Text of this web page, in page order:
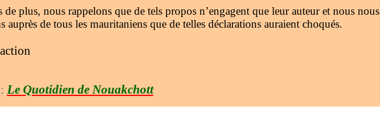
de plus, nous rappelons que de tels propos n’engagent que leur auteur et nous nous
auprès de tous les mauritaniens que de telles déclarations auraient choqués.
Le Quotidien de Nouakchott